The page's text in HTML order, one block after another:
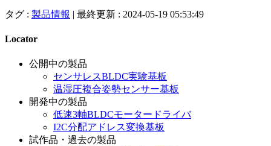
タグ : 製品情報 | 最終更新 : 2024-05-19 05:53:49
Locator
公開中の製品
センサレスBLDC実験基板
温湿圧複合姿勢センサー基板
開発中の製品
低速3軸BLDCモータードライバ
I2C分配アドレス変換基板
試作品・過去の製品